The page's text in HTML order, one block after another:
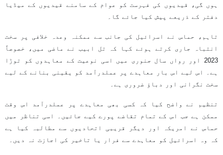
ہوں گی، قیدیوں کی فہرست کو عوام کے سامنے قیدیوں کے میڈیا
دفتر کے ذریعے پیش کیا جائے گا۔
تاہم، حماس نے اسرائیل کی جانب سے ممکنہ وعدہ خلافی پر سخت
انتباہ جاری کرتے ہوئے کہا کہ تل ابیب نے ماضی میں، خصوصاً
2023 اور رواں سال جنوری میں اسی نوعیت کے معاہدوں کو توڑا
ہے۔ اس لیے اس بار معاہدے پر عملدرآمد کو یقینی بنانے کے لیے
سخت نگرانی اور دباؤ ضروری ہے۔
تنظیم نے واضح کیا کہ کسی بھی معاہدے پر عملدرآمد اس وقت
ممکن ہے جب اس کے تمام تقاضے پورے کیے جائیں۔ اسی تناظر میں
حماس نے امریکہ اور دیگر قریبی اتحادیوں سے مطالبہ کیا ہے
کہ وہ اسرائیل کو معاہدے سے فرار یا تاخیر کی اجازت نہ دیں۔